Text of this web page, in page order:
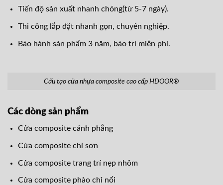
Tiến độ sản xuất nhanh chóng(từ 5-7 ngày).
Thi công lắp đặt nhanh gọn, chuyên nghiệp.
Bảo hành sản phẩm 3 năm, bảo trì miễn phí.
Cấu tạo cửa nhựa composite cao cấp HDOOR®
Các dòng sản phẩm
Cửa composite cánh phẳng
Cửa composite chỉ sơn
Cửa composite trang trí nẹp nhôm
Cửa composite phào chỉ nổi